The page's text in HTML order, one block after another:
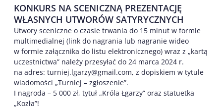
KONKURS NA SCENICZNĄ PREZENTACJĘ
WŁASNYCH UTWORÓW SATYRYCZNYCH
Utwory sceniczne o czasie trwania do 15 minut w formie
multimedialnej (link do nagrania lub nagranie wideo
w formie załącznika do listu elektronicznego) wraz z „kartą
uczestnictwa” należy przesyłać do 24 marca 2024 r.
na adres: turniej.lgarzy@gmail.com, z dopiskiem w tytule
wiadomości „Turniej – zgłoszenie”.
I nagroda – 5 000 zł, tytuł „Króla Łgarzy” oraz statuetka
„Kozła”!